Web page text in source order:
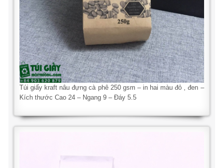
Túi giấy kraft nâu đựng cà phê 250 gsm – in hai màu đỏ , đen –
Kích thước Cao 24 – Ngang 9 – Đáy 5.5